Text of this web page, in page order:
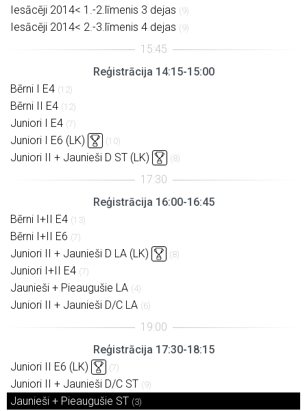
Iesācēji 2014< 1.-2.līmenis 3 dejas (9)
Iesācēji 2014< 2.-3.līmenis 4 dejas (9)
Reģistrācija 14:15-15:00
Bērni I E4 (12)
Bērni II E4 (12)
Juniori I E4 (7)
Juniori I E6 (LK) (10)
Juniori II + Jaunieši D ST (LK) (8)
Reģistrācija 16:00-16:45
Bērni I+II E4 (13)
Bērni I+II E6 (7)
Juniori II + Jaunieši D LA (LK) (8)
Juniori I+II E4 (7)
Jaunieši + Pieaugušie LA (4)
Juniori II + Jaunieši D/C LA (6)
Reģistrācija 17:30-18:15
Juniori II E6 (LK)
(7)
Juniori II + Jaunieši D/C ST (9)
Jaunieši + Pieaugušie ST (3)